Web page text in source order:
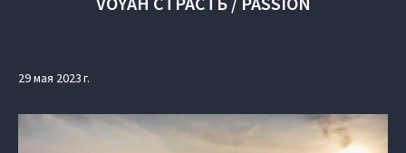
29 мая 2023 г.